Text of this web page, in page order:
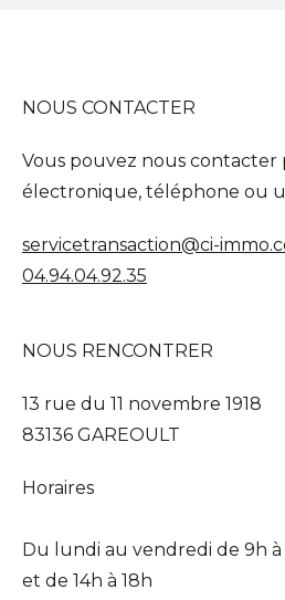
NOUS CONTACTER
Vous pouvez nous contacter
électronique, téléphone ou
servicetransaction@ci-
04.94.04.92.35
NOUS RENCONTRER
13 rue du 11 novembre 1918
83136 GAREOULT
Horaires
Du lundi au vendredi de 9h à
et de 14h à 18h